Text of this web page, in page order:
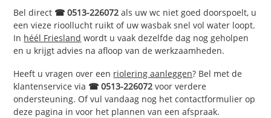
Bel direct ☎ 0513-226072 als uw wc niet goed doorspoelt, u
een vieze rioollucht ruikt of uw wasbak snel vol water loopt.
In héél Friesland wordt u vaak dezelfde dag nog geholpen
en u krijgt advies na afloop van de werkzaamheden.
Heeft u vragen over een riolering aanleggen? Bel met de
klantenservice via ☎ 0513-226072 voor verdere
ondersteuning. Of vul vandaag nog het contactformulier op
deze pagina in voor het plannen van een afspraak.